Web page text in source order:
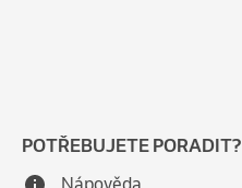
POTŘEBUJETE PORADIT?